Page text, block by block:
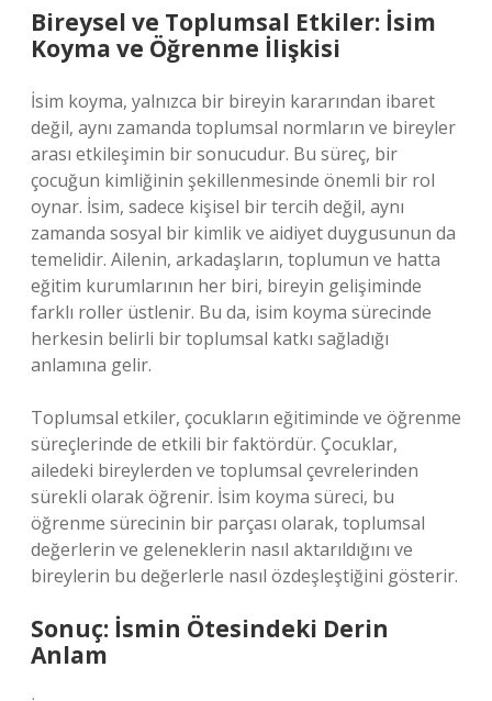
Bireysel ve Toplumsal Etkiler: İsim
Koyma ve Öğrenme İlişkisi
İsim koyma, yalnızca bir bireyin kararından ibaret
değil, aynı zamanda toplumsal normların ve bireyler
arası etkileşimin bir sonucudur. Bu süreç, bir
çocuğun kimliğinin şekillenmesinde önemli bir rol
oynar. İsim, sadece kişisel bir tercih değil, aynı
zamanda sosyal bir kimlik ve aidiyet duygusunun da
temelidir. Ailenin, arkadaşların, toplumun ve hatta
eğitim kurumlarının her biri, bireyin gelişiminde
farklı roller üstlenir. Bu da, isim koyma sürecinde
herkesin belirli bir toplumsal katkı sağladığı
anlamına gelir.
Toplumsal etkiler, çocukların eğitiminde ve öğrenme
süreçlerinde de etkili bir faktördür. Çocuklar,
ailedeki bireylerden ve toplumsal çevrelerinden
sürekli olarak öğrenir. İsim koyma süreci, bu
öğrenme sürecinin bir parçası olarak, toplumsal
değerlerin ve geleneklerin nasıl aktarıldığını ve
bireylerin bu değerlerle nasıl özdeşleştiğini gösterir.
Sonuç: İsmin Ötesindeki Derin
Anlam